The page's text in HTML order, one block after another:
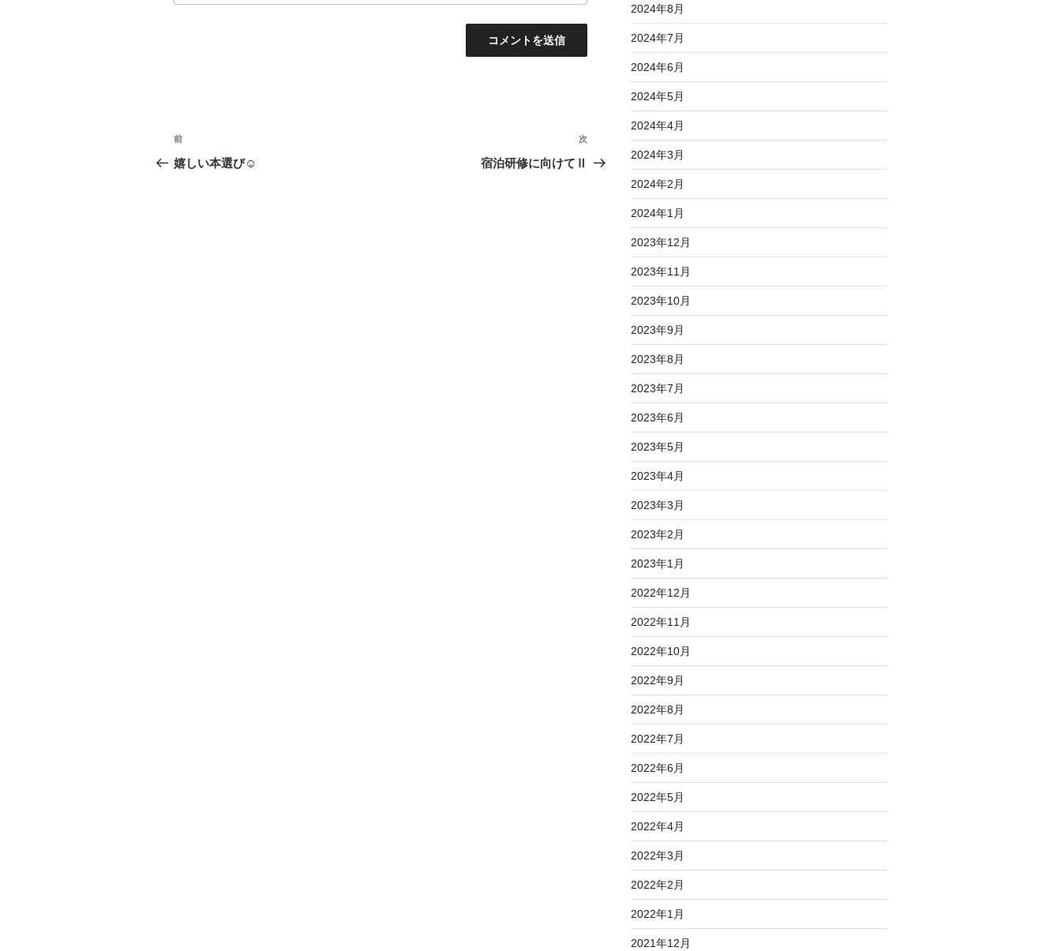
投
稿
前
の
前
嬉しい本選び☺
次
の
次
宿泊研修に向けてⅡ
2024年8月
2024年7月
2024年6月
2024年5月
2024年4月
2024年3月
2024年2月
2024年1月
2023年12月
2023年11月
2023年10月
2023年9月
2023年8月
2023年7月
2023年6月
2023年5月
2023年4月
2023年3月
2023年2月
2023年1月
2022年12月
2022年11月
2022年10月
2022年9月
2022年8月
2022年7月
2022年6月
2022年5月
2022年4月
2022年3月
2022年2月
2022年1月
2021年12月